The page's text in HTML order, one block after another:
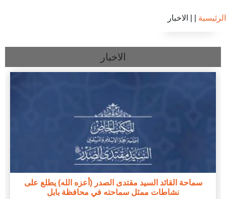
الرئيسية | الاخبار
الاخبار
سماحة القائد السيد مقتدى الصدر (أعزه الله) يطلع على
نشاطات ممثل سماحته في محافظة بابل